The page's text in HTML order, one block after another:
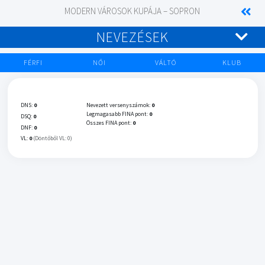
MODERN VÁROSOK KUPÁJA – SOPRON
NEVEZÉSEK
FÉRFI NŐI VÁLTÓ KLUB
DNS: 0
DSQ: 0
DNF: 0
VL: 0 (Döntőből VL: 0)
Nevezett versenyszámok: 0
Legmagasabb FINA pont: 0
Összes FINA pont: 0